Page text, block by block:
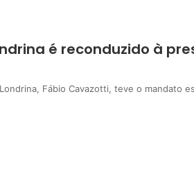
é reconduzido à
Fábio Cavazotti, teve o mandato